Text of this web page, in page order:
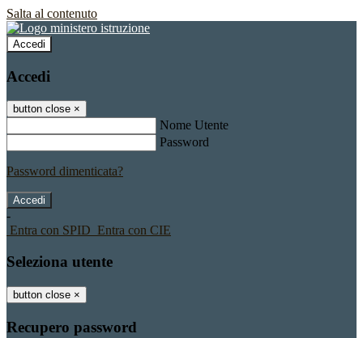
Salta al contenuto
Accedi
Accedi
button close ×
Nome Utente
Password
Password dimenticata?
-
Entra con SPID Entra con CIE
Seleziona utente
button close ×
Recupero password